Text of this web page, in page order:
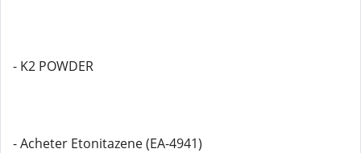
- K2 POWDER
- Acheter Etonitazene (EA-4941)